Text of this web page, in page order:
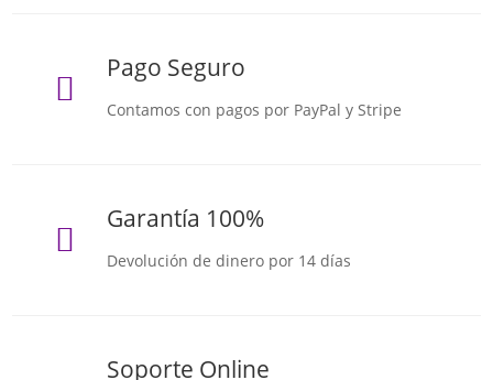

Pago Seguro
Contamos con pagos por PayPal y Stripe

Garantía 100%
Devolución de dinero por 14 días
Soporte Online